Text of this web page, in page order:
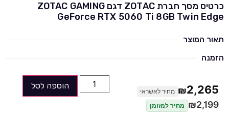
כרטיס מסך חברת ZOTAC דגם ZOTAC GAMING
GeForce RTX 5060 Ti 8GB Twin Edge
תאור המוצר
הזמנה
₪2,265 מחיר לאשראי
₪2,199 מחיר למזומן
הוספה לסל